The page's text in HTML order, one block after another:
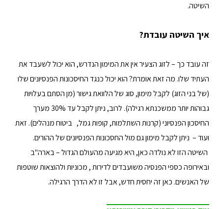
השיטה.
איך השיטה עובדת?
זה עובד כך – לזוג הצעיר אין את המימון הנדרש, הוא יכול לשעבד את
העתיד שלו. מה זאת אומרת? הוא יכול כנגד החיסכונות הפנסיונים שלו
(של בני הזוג) לקבל מימון, סוג של הלוואת גישור (מן הסתם בעלויות
גבוהות יותר ממשכנתא רגילה). לרוב, ניתן לקבל עד 30% מערך
החיסכון הפנסיוני (קרנות השתלמות, קופות גמל, ביטוח מנהלים). זאת
ועוד – ניתן לקבל מימון גם מול החסכונות הפנסיונים של ההורים.
השיטה הזו לא נולדה כאן, היא מגיעה מהעולם הגדול – בארה"ב
ובאירופה כספי הפנסיה משועבדים לדירות , מכוניות ולהוצאות שוטפות
של האנשים. כאן זה יחסית חדש, אבל זו לא הדרך הרגילה.